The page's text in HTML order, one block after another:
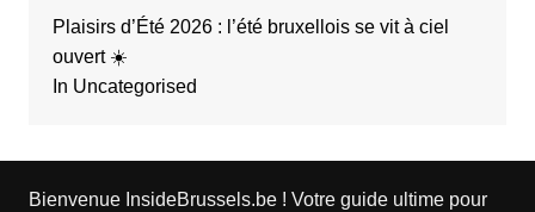
Plaisirs d’Été 2026 : l’été bruxellois se vit à ciel
ouvert ☀️
In Uncategorised
Bienvenue InsideBrussels.be ! Votre guide ultime pour